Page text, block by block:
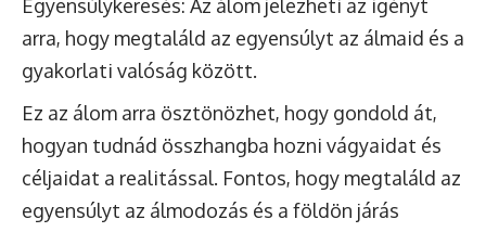
Egyensúlykeresés: Az álom jelezheti az igényt
arra, hogy megtaláld az egyensúlyt az álmaid és a
gyakorlati valóság között.
Ez az álom arra ösztönözhet, hogy gondold át,
hogyan tudnád összhangba hozni vágyaidat és
céljaidat a realitással. Fontos, hogy megtaláld az
egyensúlyt az álmodozás és a földön járás